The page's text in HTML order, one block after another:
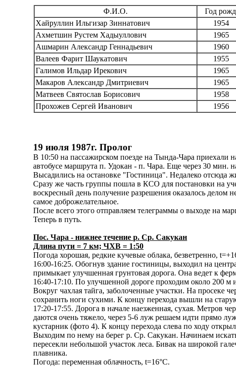
Ф.И.О. Год
Хайруллин Ильгизар Зиннатович
1954
Ахметшин Рустем Хадыуллович
1965
Ашмарин Александр Геннадьевич
1960
Валеев Фарит Шаукатович
1955
Галимов Ильдар Ирекович
1965
Макаров Александр Дмитриевич
1965
Матвеев Святослав Борисович
1958
Прохожев Сергей Иванович
1956
19 июля 1987г. Пролог
В 10:50 на пассажирском поезде на Тында-Чара
автобусе маршрута п. Удокан - п. Чара. Еще через 30 мин.
Высадились на остановке "Гостиница". Недалеко
Сразу же часть группы пошла в КСО для постановки на
воскресный день получение разрешения оказалось
самое доброжелательное.
После всего этого отправляем телеграммы о выходе на
Теперь в путь.
Пос. Чара - нижнее течение р. Ср. Сакукан
Длина пути = 7 км; ЧХВ = 1:50
Погода хорошая, редкие кучевые облака, безветренно,
16:00-16:25. Обогнув здание гостиницы, выходил на
примыкает улучшенная грунтовая дорога. Она ведет к
16:40-17:10. По улучшенной дороге проходим около 200 м
Вокруг чахлая тайга, заболоченные участки. На просеке
сохранить ноги сухими. К концу перехода вышли на
17:20-17:55. Дорога в начале наезженная, сухая. Метров
даются очень тяжело, через 5-6 луж решаем идти прямо
кустарник (фото 4). К концу перехода слева по ходу
Выходим по нему на берег р. Ср. Сакукан. Начинаем
пересекли небольшой участок леса. Бивак на широкой
плавника.
Погода: переменная облачность, t=16°C.